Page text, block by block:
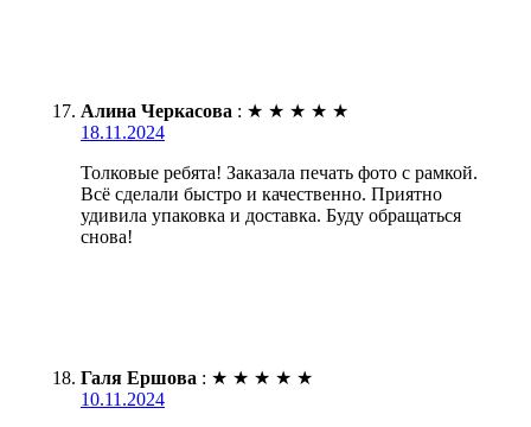
Алина Черкасова : ★ ★ ★ ★ ★
18.11.2024
Толковые ребята! Заказала печать фото с рамкой.
Всё сделали быстро и качественно. Приятно
удивила упаковка и доставка. Буду обращаться
снова!
Галя Ершова : ★ ★ ★ ★ ★
10.11.2024